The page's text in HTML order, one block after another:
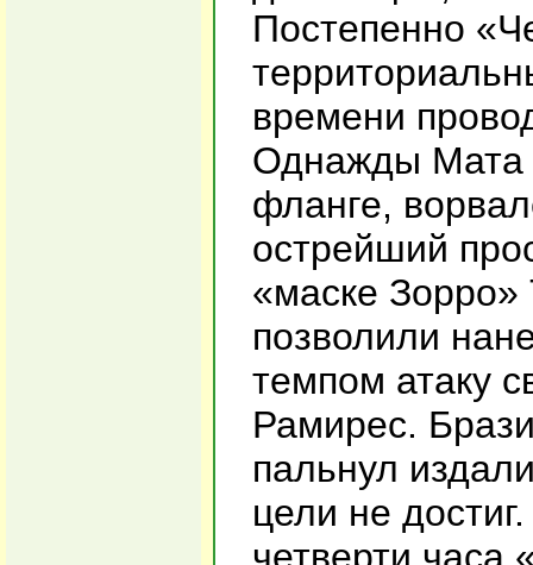
Постепенно
времени
Однажды Мата
фланге,
острейший
«маске Зорро»
позволили
темпом атаку
Рамирес.
пальнул
цели не